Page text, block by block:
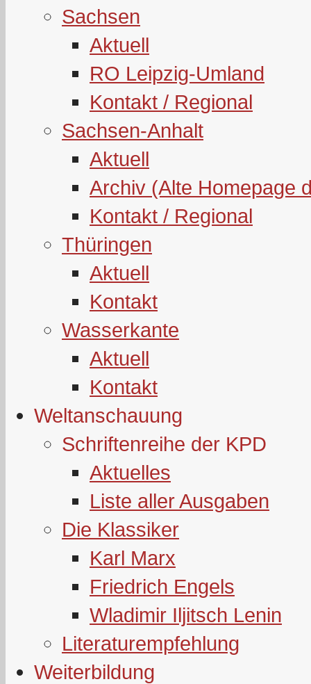
Sachsen
Aktuell
RO Leipzig-Umland
Kontakt / Regional
Sachsen-Anhalt
Aktuell
Archiv (Alte Homepage
Kontakt / Regional
Thüringen
Aktuell
Kontakt
Wasserkante
Aktuell
Kontakt
Weltanschauung
Schriftenreihe der KPD
Aktuelles
Liste aller Ausgaben
Die Klassiker
Karl Marx
Friedrich Engels
Wladimir Iljitsch Lenin
Literaturempfehlung
Weiterbildung